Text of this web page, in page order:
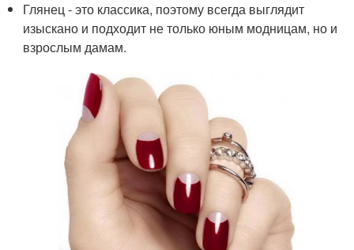
Глянец - это классика, поэтому всегда выглядит
изыскано и подходит не только юным модницам, но и
взрослым дамам.